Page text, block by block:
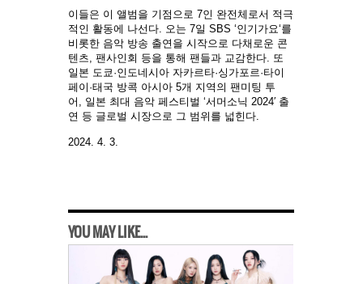
이들은 이 앨범을 기점으로 7인 완전체로서 적극
적인 활동에 나선다
오는 7일 SBS ‘인기가요‘를
비롯한 음악 방송 출연을 시작으로 다채로운 콘
텐츠 팬사인회 등을 통해 팬들과 교감한다 또
일본 도쿄 ·인도네시아 자카르타·싱가포르 ·타이
페이 ·태국 방콕 아시아 5개 지역의 팬미팅 투
어
일본 최대 음악 페스티벌 ‘서머소닉 2024′ 출
연 등 글로벌 시장으로 그 범위를 넓힌다
2024. 4. 3.
YOU MAY LIKE...